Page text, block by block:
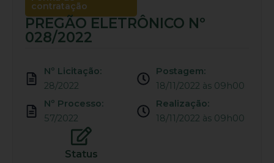
contratação
PREGÃO ELETRÔNICO Nº
028/2022
Nº Licitação:
28/2022
Nº Processo:
57/2022
Postagem:
18/11/2022 às 09h00
Realização:
18/11/2022 às 09h00
Status